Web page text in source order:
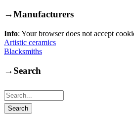
→Manufacturers
Info: Your browser does not accept
Artistic ceramics
Blacksmiths
→ Search